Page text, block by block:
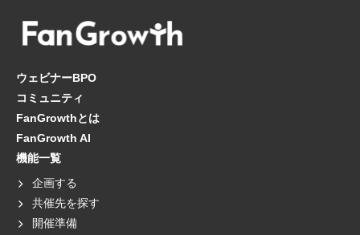
ウェビナーBPO
コミュニティ
FanGrowthとは
FanGrowth AI
機能一覧
企画する
共催先を探す
開催準備